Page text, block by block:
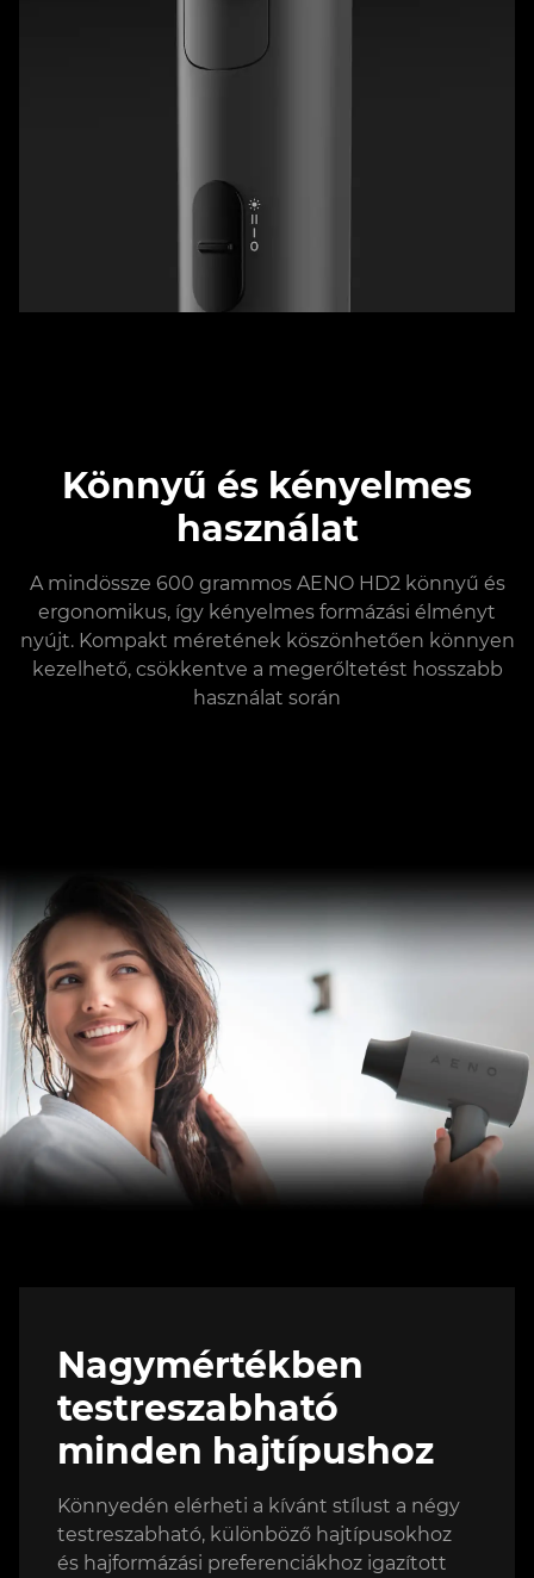
Könnyű és kényelmes
használat
A mindössze 600 grammos AENO HD2 könnyű és
ergonomikus, így kényelmes formázási élményt
nyújt. Kompakt méretének köszönhetően könnyen
kezelhető, csökkentve a megerőltetést hosszabb
használat során
Nagymértékben
testreszabható
minden hajtípushoz
Könnyedén elérheti a kívánt stílust a négy
testreszabható, különböző hajtípusokhoz
és hajformázási preferenciákhoz igazított